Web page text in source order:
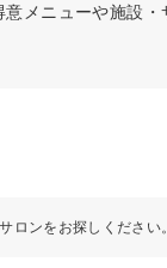
メニューや施設・
ロンをお探しください。